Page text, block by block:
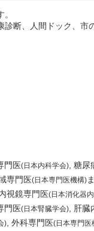
断、人間ドック、市
門医(日本内科学会) 糖尿
専門医(日本専門医機構)
視鏡専門医(日本消化器
門医(日本腎臓学会) 肝臓
) 外科専門医(日本専門医